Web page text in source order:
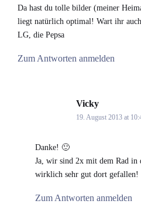
Da hast du tolle bilder (meiner
liegt natürlich optimal! Wart ihr
LG, die Pepsa
Zum Antworten anmelden
Vicky
19. August 2013 at
Danke! 🙂
Ja, wir sind 2x mit dem Rad in
wirklich sehr gut dort gefallen!
Zum Antworten anmelden